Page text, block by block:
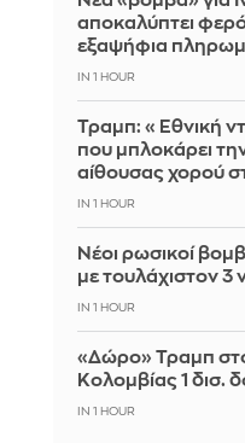
αποκαλύπτει
εξαψήφια
IN 1 HOUR
Τραμπ: «Εθνική
που μπλοκάρει
αίθουσας χορού
IN 1 HOUR
Νέοι ρωσικοί
με τουλάχιστον 3
IN 1 HOUR
«Δώρο» Τραμπ
Κολομβίας 1 δισ.
IN 1 HOUR